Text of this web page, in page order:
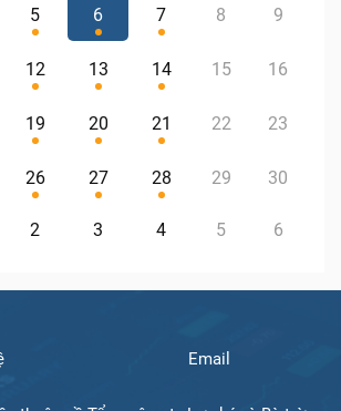
5 6 7 8 9
12 13 14 15 16
19 20 21 22 23
26 27 28 29 30
2 3 4 5 6
Email